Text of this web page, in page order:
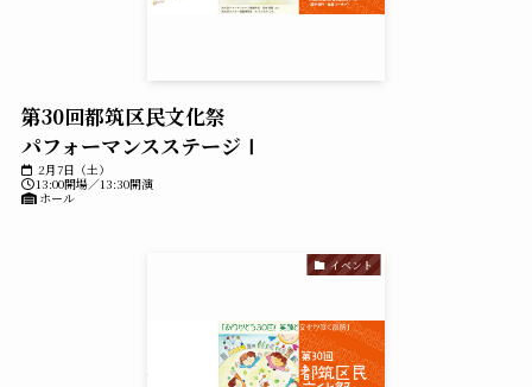
第30回都筑区民文化祭
パフォーマンスステージⅠ
2月7日（土）
13:00開場／13:30開演
ホール
イベント